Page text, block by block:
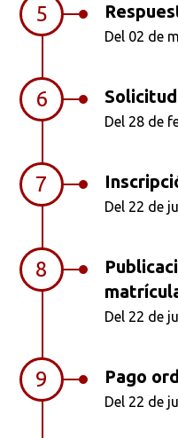
5
Del 02 de
6
Del 28 de
7
Del 22 de
8
Del 22 de
9 Pago
Del 22 de